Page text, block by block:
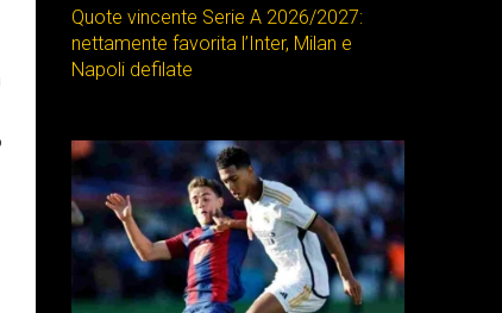
Quote vincente Serie A 2026/2027:
nettamente favorita l’Inter, Milan e
Napoli defilate